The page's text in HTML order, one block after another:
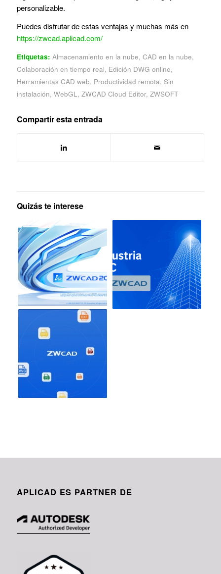
personalizable.
Puedes disfrutar de estas ventajas y muchas más en
https://zwcad.aplicad.com/
Etiquetas: Almacenamiento en la nube, CAD en la nube,
Colaboración en tiempo real, Edición DWG online,
Herramientas CAD web, Productividad remota, Sin
instalación, WebGL , ZWCAD Cloud Editor, ZWSOFT
Compartir esta entrada
Quizás te interese
APLICAD ES PARTNER DE